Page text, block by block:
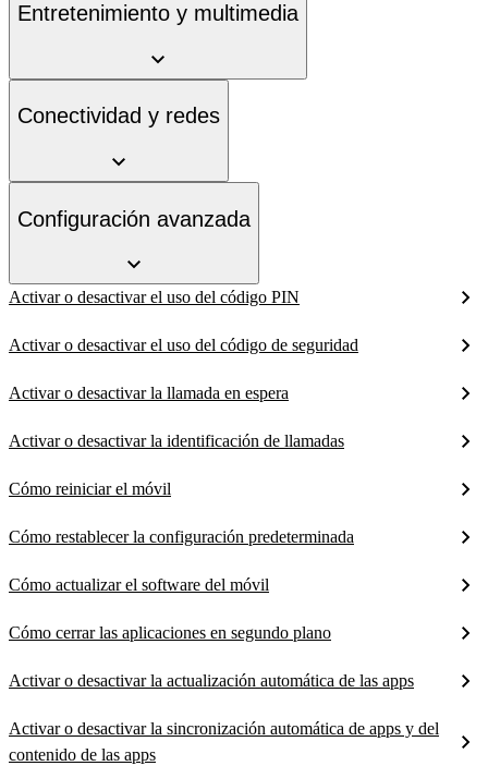
Entretenimiento y multimedia
Conectividad y redes
Configuración avanzada
Activar o desactivar el uso del código PIN
Activar o desactivar el uso del código de seguridad
Activar o desactivar la llamada en espera
Activar o desactivar la identificación de llamadas
Cómo reiniciar el móvil
Cómo restablecer la configuración predeterminada
Cómo actualizar el software del móvil
Cómo cerrar las aplicaciones en segundo plano
Activar o desactivar la actualización automática de las apps
Activar o desactivar la sincronización automática de apps y del
contenido de las apps